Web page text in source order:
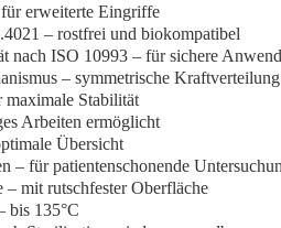
erweiterte Eingriffe
– rostfrei und biokompatibel
nach ISO 10993 – für sichere
– symmetrische Kraftverteilung
Stabilität
Arbeiten ermöglicht
Übersicht
– für patientenschonende
mit rutschfester Oberfläche
bis 135°C